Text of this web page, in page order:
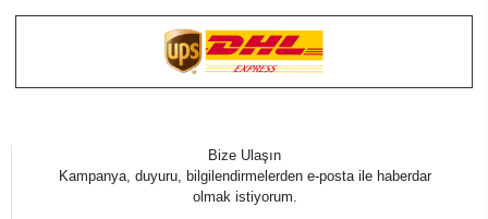
Bize Ulaşın
Kampanya, duyuru, bilgilendirmelerden e-posta ile haberdar
olmak istiyorum.